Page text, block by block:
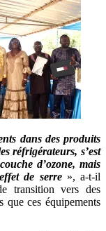
dans des produits
réfrigérateurs, s’est
d’ozone, mais
de serre», a-t-il
transition vers des
que ces équipements